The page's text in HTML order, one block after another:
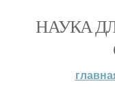
НАУКА